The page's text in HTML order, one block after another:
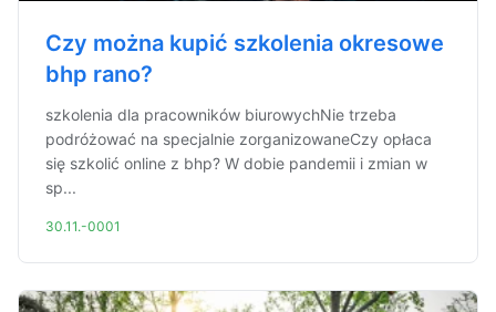
Czy można kupić szkolenia okresowe
bhp rano?
szkolenia dla pracowników biurowychNie trzeba
podróżować na specjalnie zorganizowaneCzy opłaca
się szkolić online z bhp? W dobie pandemii i zmian w
sp...
30.11.-0001